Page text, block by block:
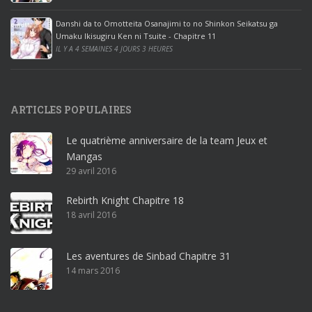
e
2
0
1
r
o
ff
i
c
e
3
r
Danshi da to Omotteita Osanajimi to no Shinkon Seikatsu ga
Umaku Ikisugiru Ken ni Tsuite - Chapitre 11
IL Y A 4 SEMAINES 4 JOURS 3 HEURES
ARTICLES POPULAIRES
Le quatrième anniversaire de la team Jeux et
Mangas
29 avril 2016
Rebirth Knight Chapitre 18
18 avril 2016
Les aventures de Sinbad Chapitre 31
14 mars 2016